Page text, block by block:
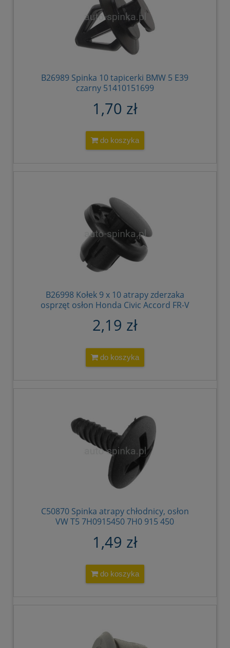
B26989 Spinka 10 tapicerki BMW 5 E39
czarny 51410151699
1,70 zł
do koszyka
B26998 Kołek 9 x 10 atrapy zderzaka
osprzęt osłon Honda Civic Accord FR-V
2,19 zł
do koszyka
C50870 Spinka atrapy chłodnicy, osłon
VW T5 7H0915450 7H0 915 450
1,49 zł
do koszyka